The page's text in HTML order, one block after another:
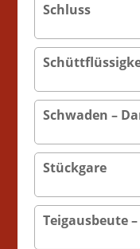
Schluss
Schwaden –
Stückgare
Teigausbeute –